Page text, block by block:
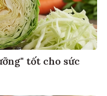
tốt cho sức